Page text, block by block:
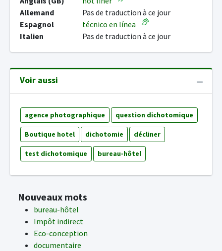
Allemand
Pas de traduction à ce jour
Espagnol
técnico en línea
Italien
Pas de traduction à ce jour
Voir aussi
agence photographique question dichotomique
Boutique hotel dichotomie décliner
test dichotomique bureau-hôtel
Nouveaux mots
bureau-hôtel
Impôt indirect
Eco-conception
documentaire